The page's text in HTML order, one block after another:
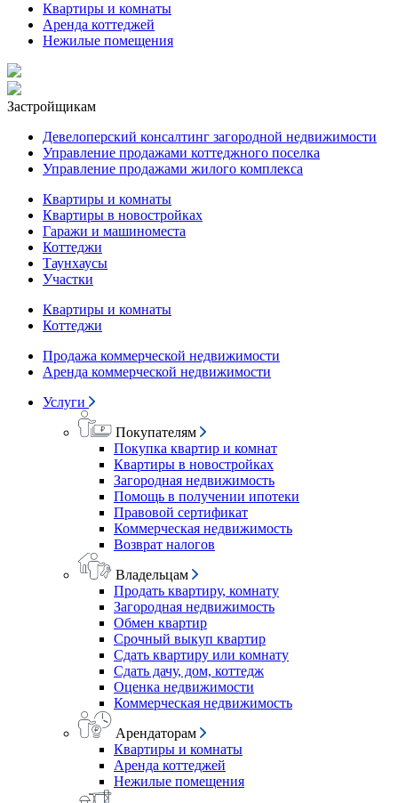
Квартиры и комнаты
Аренда коттеджей
Нежилые помещения
Застройщикам
Девелоперский консалтинг загородной недвижимости
Управление продажами коттеджного поселка
Управление продажами жилого комплекса
Квартиры и комнаты
Квартиры в новостройках
Гаражи и машиноместа
Коттеджи
Таунхаусы
Участки
Квартиры и комнаты
Коттеджи
Продажа коммерческой недвижимости
Аренда коммерческой недвижимости
Услуги
Покупателям
Покупка квартир и комнат
Квартиры в новостройках
Загородная недвижимость
Помощь в получении ипотеки
Правовой сертификат
Коммерческая недвижимость
Возврат налогов
Владельцам
Продать квартиру, комнату
Загородная недвижимость
Обмен квартир
Срочный выкуп квартир
Сдать квартиру или комнату
Сдать дачу, дом, коттедж
Оценка недвижимости
Коммерческая недвижимость
Арендаторам
Квартиры и комнаты
Аренда коттеджей
Нежилые помещения